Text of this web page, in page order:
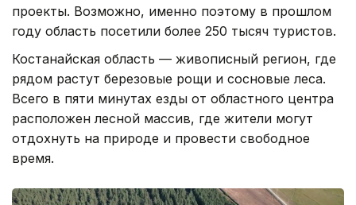
проекты. Возможно, именно поэтому в прошлом
году область посетили более 250 тысяч туристов.
Костанайская область — живописный регион, где
рядом растут березовые рощи и сосновые леса.
Всего в пяти минутах езды от областного центра
расположен лесной массив, где жители могут
отдохнуть на природе и провести свободное
время.